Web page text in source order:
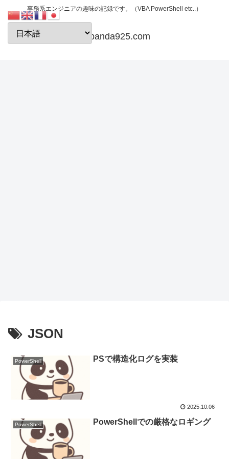
事務系エンジニアの趣味の記録です。（VBA PowerShell etc..）
papanda925.com
JSON
PowerShell PSで構造化ログを実装
2025.10.06
PowerShell PowerShellでの厳格なロギング